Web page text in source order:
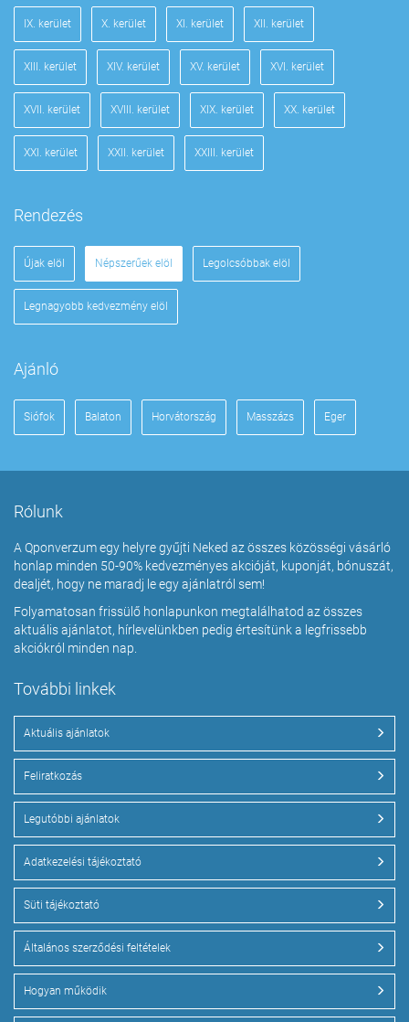
IX. kerület X. kerület XI. kerület XII. kerület
XIII. kerület XIV. kerület XV. kerület XVI. kerület
XVII. kerület XVIII. kerület XIX. kerület XX. kerület
XXI. kerület XXII. kerület XXIII. kerület
Rendezés
Újak elöl Népszerűek elöl Legolcsóbbak elöl
Legnagyobb kedvezmény elöl
Ajánló
Siófok Balaton Horvátország Masszázs Eger
Rólunk
A Qponverzum egy helyre gyűjti Neked az összes közösségi vásárló
honlap minden 50-90% kedvezményes akcióját, kuponját, bónuszát,
dealjét, hogy ne maradj le egy ajánlatról sem!
Folyamatosan frissülő honlapunkon megtalálhatod az összes
aktuális ajánlatot, hírlevelünkben pedig értesítünk a legfrissebb
akciókról minden nap.
További linkek
Aktuális ajánlatok
Feliratkozás
Legutóbbi ajánlatok
Adatkezelési tájékoztató
Süti tájékoztató
Általános szerződési feltételek
Hogyan működik